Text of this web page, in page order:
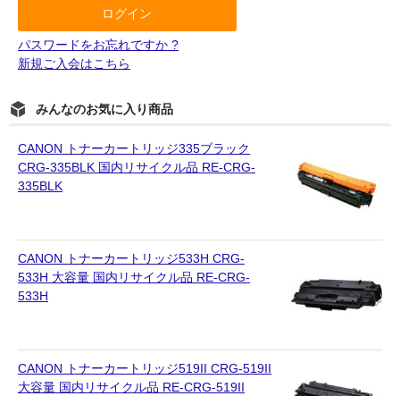
パスワードをお忘れですか ?
新規ご入会はこちら
みんなのお気に入り商品
CANON トナーカートリッジ335ブラック
CRG-335BLK 国内リサイクル品 RE-CRG-
335BLK
CANON トナーカートリッジ533H CRG-
533H 大容量 国内リサイクル品 RE-CRG-
533H
CANON トナーカートリッジ519II CRG-519II
大容量 国内リサイクル品 RE-CRG-519II